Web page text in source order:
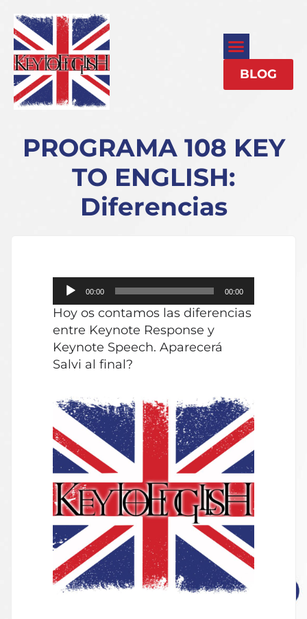
BLOG
PROGRAMA 108 KEY
TO ENGLISH:
Diferencias
Reproductor
de
audio
00:00 00:00
Hoy os contamos las diferencias
entre Keynote Response y
Keynote Speech. Aparecerá
Salvi al final?